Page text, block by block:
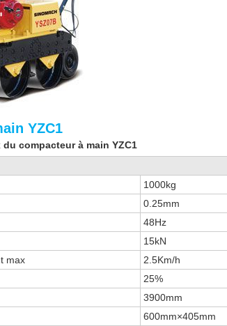
YZC1
compacteur à main YZC1
1000kg
0.25mm
48Hz
15kN
max
2.5Km/h
25%
3900mm
600mm×405mm